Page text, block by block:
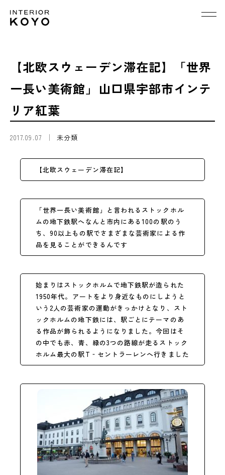
【北欧スウェーデン滞在記】「世界
一長い美術館」山口県宇部市インテ
リア紅葉
2017.09.07 未分類
【北欧スウェーデン滞在記】
「世界一長い美術館」と言われるストックホル
ムの地下鉄駅へなんと市内にある100の駅のう
ち、90以上もの駅でさまざまな芸術家による作
品を見ることができるんです
始まりはストックホルムで地下鉄駅が造られた
1950年代。アートをより身近なものにしようと
いう2人の芸術家の運動がきっかけとなり、スト
ックホルムの地下鉄には、駅ごとにテーマのあ
る作品が飾られるようになりました。今回はそ
の中でも赤、青、緑の3つの路線が走るストック
ホルム最大の駅T‐セントラーレンへ行きました